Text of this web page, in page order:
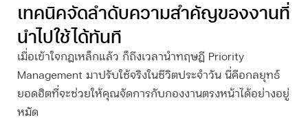
เทคนิคจัดลำดับความสำคัญของงานที่
นำไปใช้ได้ทันที
เมื่อเข้าใจกฎเหล็กแล้ว ก็ถึงเวลานำทฤษฎี Priority
Management มาปรับใช้จริงในชีวิตประจำวัน นี่คือกลยุทธ์
ยอดฮิตที่จะช่วยให้คุณจัดการกับกองงานตรงหน้าได้อย่างอยู่
หมัด